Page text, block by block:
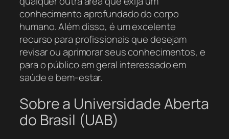
conhecimento aprofundado do corpo
humano. Além disso, é um excelente
recurso para profissionais que desejam
revisar ou aprimorar seus conhecimentos, e
para o público em geral interessado em
saúde e bem-estar.
Sobre a Universidade Aberta
do Brasil (UAB)